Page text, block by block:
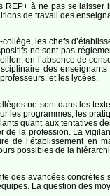
à ne pas se
de travail des
les chefs
ne sont pas
en l’absence de
des
et les lycées.
ne sont dans les
les programmes, les
quant aux tentatives
de la profession. La
de l’établissement
possibles de la
des avancées
La question des